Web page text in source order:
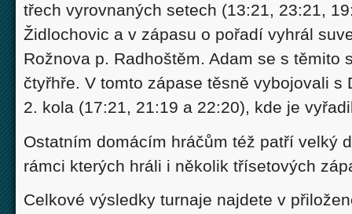
třech vyrovnaných setech (13:21, 23:21,
Židlochovic a v zápasu o pořadí vyhrál
Rožnova p. Radhoštěm. Adam se s těmito
čtyřhře. V tomto zápase těsně vybojovali s
2. kola (17:21, 21:19 a 22:20), kde je
Ostatním domácím hráčům též patří velký
rámci kterých hráli i několik třísetových
Celkové výsledky turnaje najdete v